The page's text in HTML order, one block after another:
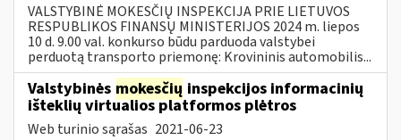
VALSTYBINĖ MOKESČIŲ INSPEKCIJA PRIE LIETUVOS
RESPUBLIKOS FINANSŲ MINISTERIJOS 2024 m. liepos
10 d. 9.00 val. konkurso būdu parduoda valstybei
perduotą transporto priemonę: Krovininis automobilis...
Valstybinės mokesčių inspekcijos informacinių
išteklių virtualios platformos plėtros
Web turinio sąrašas 2021-06-23